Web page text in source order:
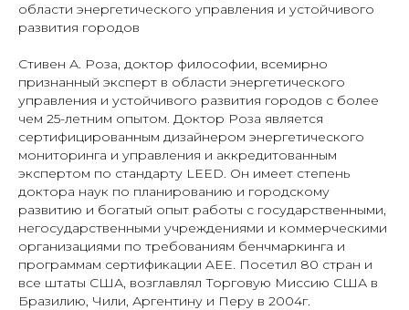
области энергетического управления и устойчивого
развития городов
Стивен А. Роза, доктор философии, всемирно
признанный эксперт в области энергетического
управления и устойчивого развития городов c более
чем 25-летним опытом. Доктор Роза является
сертифицированным дизайнером энергетического
мониторинга и управления и аккредитованным
экспертом по стандарту LEED. Он имеет степень
доктора наук по планированию и городскому
развитию и богатый опыт работы с государственными,
негосударственными учреждениями и коммерческими
организациями по требованиям бенчмаркинга и
программам сертификации AEE. Посетил 80 стран и
все штаты США, возглавлял Торговую Миссию США в
Бразилию, Чили, Аргентину и Перу в 2004г.